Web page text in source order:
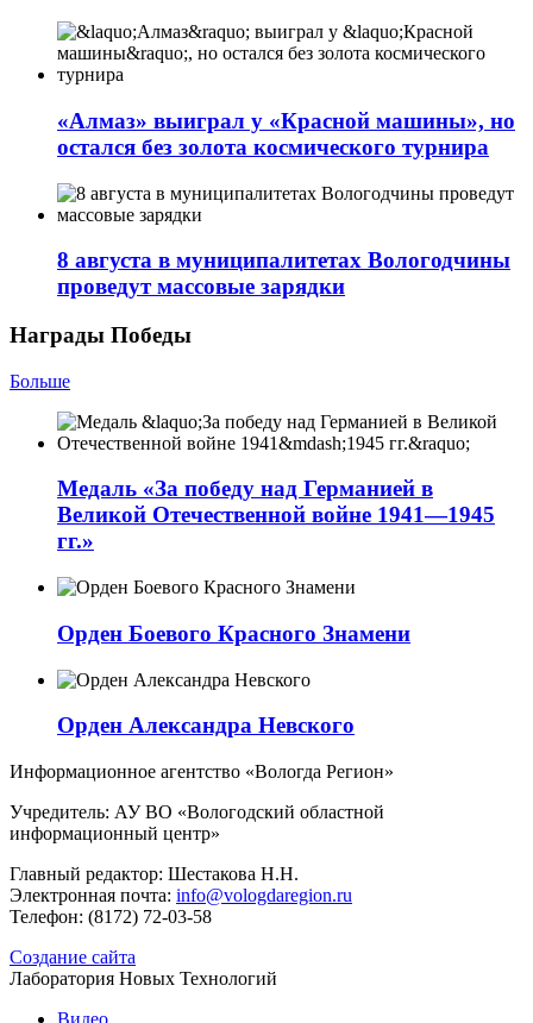
«Алмаз» выиграл у «Красной машины», но
остался без золота космического турнира
8 августа в муниципалитетах Вологодчины
проведут массовые зарядки
Награды Победы
Больше
Медаль «За победу над Германией в
Великой Отечественной войне 1941—1945
гг.»
Орден Боевого Красного Знамени
Орден Александра Невского
Информационное агентство «Вологда Регион»
Учредитель: АУ ВО «Вологодский областной
информационный центр»
Главный редактор: Шестакова Н.Н.
Электронная почта: info@vologdaregion.ru
Телефон: (8172) 72-03-58
Создание сайта
Лаборатория Новых Технологий
Видео